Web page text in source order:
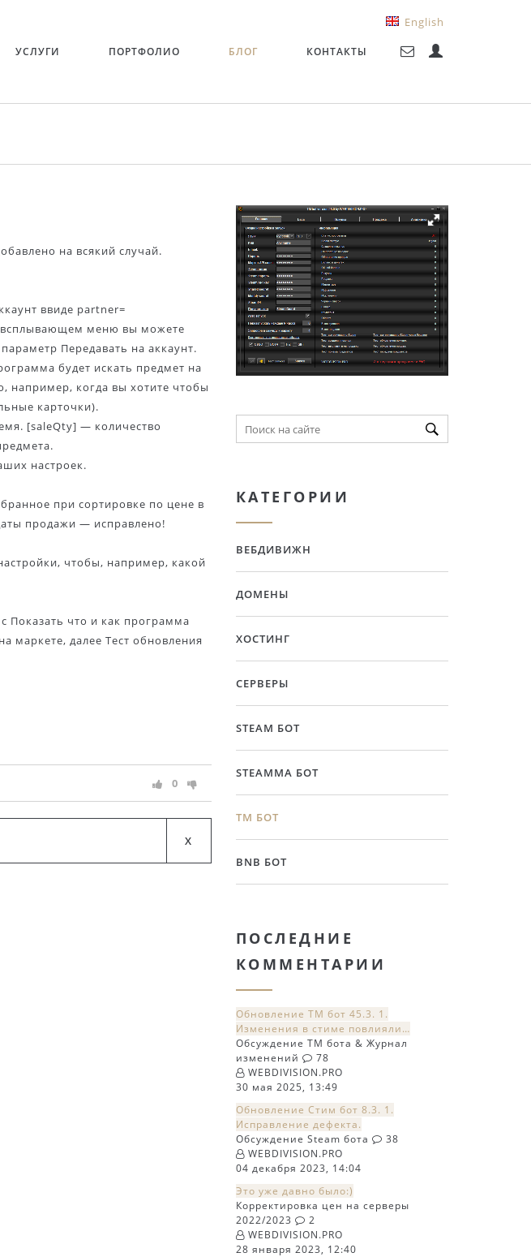
English
УСЛУГИ ПОРТФОЛИО БЛОГ КОНТАКТЫ
на всякий случай.
ввиде partner=
всплывающем меню вы можете
Передавать на аккаунт.
будет искать предмет на
например, когда вы хотите чтобы
карточки).
[saleQty] — количество
настроек.
при сортировке по цене в
продажи — исправлено!
чтобы, например, какой
Показать что и как программа
маркете, далее Тест обновления
0
КАТЕГОРИИ
ВЕБДИВИЖН
ДОМЕНЫ
ХОСТИНГ
СЕРВЕРЫ
STEAM БОТ
STEAMMA БОТ
TM БОТ
BNB БОТ
ПОСЛЕДНИЕ
КОММЕНТАРИИ
Обновление TM бот 45.3. 1.
Изменения в стиме повлияли…
Обсуждение TM бота & Журнал
изменений
78
WEBDIVISION.PRO
30 мая 2025, 13:49
Обновление Стим бот 8.3. 1.
Исправление дефекта.
Обсуждение Steam бота
38
WEBDIVISION.PRO
04 декабря 2023, 14:04
Это уже давно было:)
Корректировка цен на серверы
2022/2023
2
WEBDIVISION.PRO
28 января 2023, 12:40